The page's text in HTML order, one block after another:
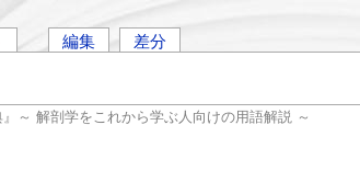
編集 差分
』～ 解剖学をこれから学ぶ人向けの用語解説 ～